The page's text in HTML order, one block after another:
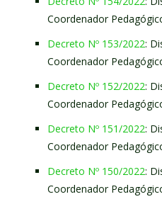
Coordenador
Decreto Nº 153/2022:
Coordenador
Decreto Nº 152/2022:
Coordenador
Decreto Nº 151/2022:
Coordenador
Decreto Nº 150/2022:
Coordenador